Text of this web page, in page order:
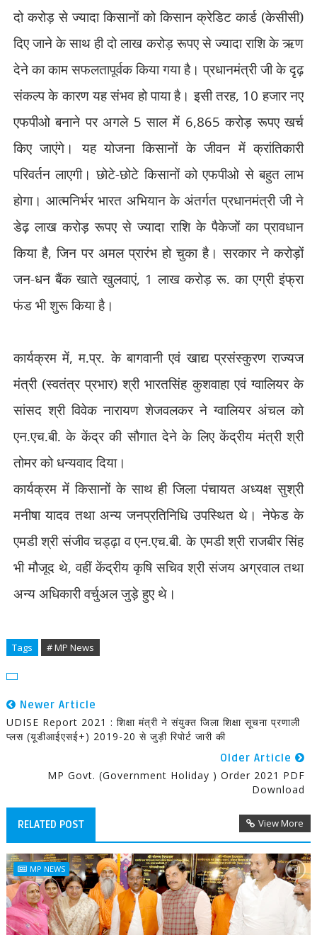
दो करोड़ से ज्यादा किसानों को किसान क्रेडिट कार्ड (केसीसी)
दिए जाने के साथ ही दो लाख करोड़ रूपए से ज्यादा राशि के ऋण
देने का काम सफलतापूर्वक किया गया है। प्रधानमंत्री जी के दृढ़
संकल्प के कारण यह संभव हो पाया है। इसी तरह, 10 हजार नए
एफपीओ बनाने पर अगले 5 साल में 6,865 करोड़ रूपए खर्च
किए जाएंगे। यह योजना किसानों के जीवन में क्रांतिकारी
परिवर्तन लाएगी। छोटे-छोटे किसानों को एफपीओ से बहुत लाभ
होगा। आत्मनिर्भर भारत अभियान के अंतर्गत प्रधानमंत्री जी ने
डेढ़ लाख करोड़ रूपए से ज्यादा राशि के पैकेजों का प्रावधान
किया है,जिन पर अमल प्रारंभ हो चुका है। सरकार ने करोड़ों
जन-धन बैंक खाते खुलवाएं, 1 लाख करोड़ रू. का एग्री इंफ्रा
फंड भी शुरू किया है।
कार्यक्रम में,म.प्र. के बागवानी एवं खाद्य प्रसंस्कुरण राज्यज
मंत्री (स्वतंत्र प्रभार) श्री भारतसिंह कुशवाहा एवं ग्वालियर के
सांसद श्री विवेक नारायण शेजवलकर ने ग्वालियर अंचल को
एन.एच.बी. के केंद्र की सौगात देने के लिए केंद्रीय मंत्री श्री
तोमर को धन्यवाद दिया।
कार्यक्रम में किसानों के साथ ही जिला पंचायत अध्यक्ष सुश्री
मनीषा यादव तथा अन्य जनप्रतिनिधि उपस्थित थे। नेफेड के
एमडी श्री संजीव चड्ढ़ा व एन.एच.बी. के एमडी श्री राजबीर सिंह
भी मौजूद थे,वहीं केंद्रीय कृषि सचिव श्री संजय अग्रवाल तथा
अन्य अधिकारी वर्चुअल जुड़े हुए थे।
Tags # MP News
Newer Article
UDISE Report 2021 : शिक्षा मंत्री ने संयुक्त जिला शिक्षा सूचना प्रणाली
प्लस (यूडीआईएसई+) 2019-20 से जुड़ी रिपोर्ट जारी की
Older Article
MP Govt. (Government Holiday ) Order 2021 PDF
Download
RELATED POST View More
MP NEWS